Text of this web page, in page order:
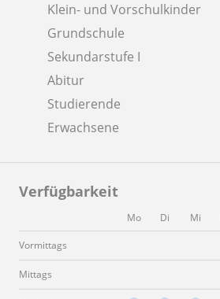
Klein- und Vorschulkinder
Grundschule
Sekundarstufe I
Abitur
Studierende
Erwachsene
Verfügbarkeit
Mo Di Mi
Vormittags
Mittags